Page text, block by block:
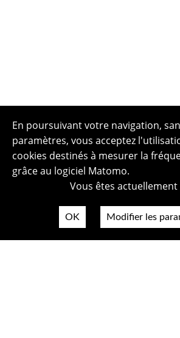
En poursuivant votre navigation,
paramètres, vous acceptez
cookies destinés à mesurer la
grâce au logiciel Matomo.
Vous êtes actuellement
OK Modifier les